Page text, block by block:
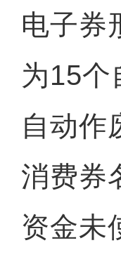
电子券
为15个
自动作
消费券
资金未